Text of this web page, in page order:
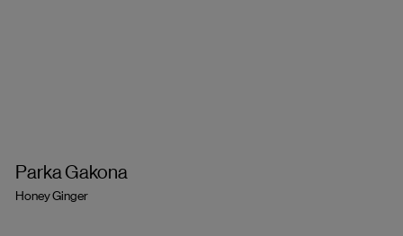
Parka Gakona
Honey Ginger